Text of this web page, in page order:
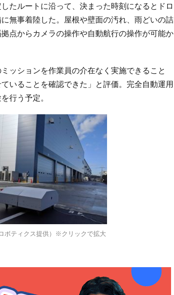
たルートに沿って、決まった時刻になるとドロ
無事着陸した。屋根や壁面の汚れ、雨どいの詰
点からカメラの操作や自動航行の操作が可能か
ッションを作業員の介在なく実施できること
いることを確認できた」と評価。完全自動運用
行う予定。
ボティクス提供）※クリックで拡大